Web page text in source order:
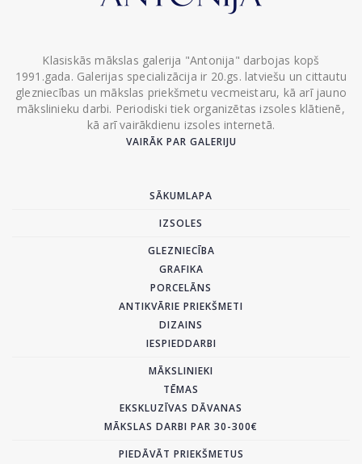
Klasiskās mākslas galerija "Antonija" darbojas kopš
1991.gada. Galerijas specializācija ir 20.gs. latviešu un cittautu
glezniecības un mākslas priekšmetu vecmeistaru, kā arī jauno
mākslinieku darbi. Periodiski tiek organizētas izsoles klātienē,
kā arī vairākdienu izsoles internetā.
VAIRĀK PAR GALERIJU
SĀKUMLAPA
IZSOLES
GLEZNIECĪBA
GRAFIKA
PORCELĀNS
ANTIKVĀRIE PRIEKŠMETI
DIZAINS
IESPIEDDARBI
MĀKSLINIEKI
TĒMAS
EKSKLUZĪVAS DĀVANAS
MĀKSLAS DARBI PAR 30-300€
PIEDĀVĀT PRIEKŠMETUS